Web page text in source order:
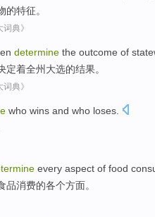
的特征。
典》
determine the outcome of
定着全州 大选的结果。
典》
who wins and who loses
every aspect of food
品消费的各个方面。